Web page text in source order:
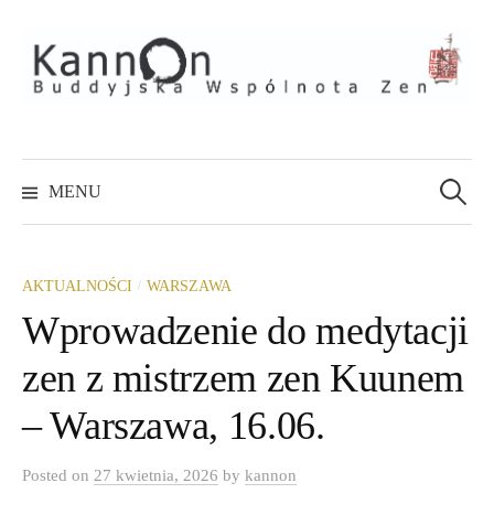
to
content
MENU
AKTUALNOŚCI / WARSZAWA
Wprowadzenie do medytacji
zen z mistrzem zen Kuunem
– Warszawa, 16.06.
Posted on 27 kwietnia, 2026 by kannon